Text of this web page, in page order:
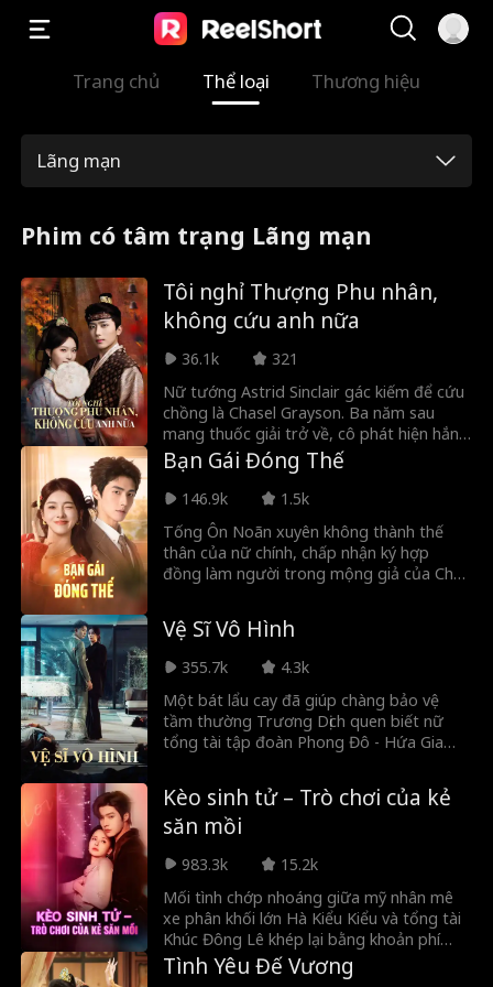
Trang chủ Thể loại Thương hiệu
Lãng mạn
Phim có tâm trạng Lãng mạn
Tôi nghỉ Thượng Phu nhân,
không cứu anh nữa
36.1k
321
Nữ tướng Astrid Sinclair gác kiếm để cứu
chồng là Chasel Grayson. Ba năm sau
mang thuốc giải trở về, cô phát hiện hắn
đã cưới Roxy Durant. Mất đi danh vị và
tôn nghiêm, Astrid dứt áo ra đi. Nhưng
khi tân hoàng đế Asher Bellamy thổ lộ
tình yêu thầm kín từ lâu, hành trình từ
người vợ bị ruồng bỏ bước lên ngôi vị
Hoàng hậu quyền uy của cô chính là đòn
trừng phạt chí mạng dành cho những kẻ
Bạn Gái Đóng Thế
146.9k
1.5k
Tống Ôn Noãn xuyên không thành thế
thân của nữ chính, chấp nhận ký hợp
đồng làm người trong mộng giả của Chu
sẽ ra đi. Khi hợp đồng sắp hết hạn, người
thật trở về, cô còn nhiệt tình chào đón,
nhưng Chu Thời Việt lại đổi ý. Một đêm,
người đàn ông bị thương tên Lục Lẫm
xuất hiện, kéo cô vào bí mật gia tộc và
mối duyên định mệnh không thể tách rời.
Vệ Sĩ Vô Hình
355.7k
4.3k
Một bát lẩu cay đã giúp chàng bảo vệ
tầm thường Trương Dịch quen biết nữ
tổng tài tập đoàn Phong Đô - Hứa Gia
muốn, sức mạnh tu luyện do ông nội Lâm
Sương truyền lại trong cơ thể anh bất
ngờ thức tỉnh, từ đó từng bước vùng dậy.
là gì? Với Trương Dịch tôi, chỉ nhìn thực
lực, không nhìn xuất thân. Không phục?
Dùng nắm đấm mà nói chuyện!
Kèo sinh tử – Trò chơi của kẻ
săn mồi
983.3k
15.2k
Mối tình chớp nhoáng giữa mỹ nhân mê
xe phân khối lớn Hà Kiểu Kiểu và tổng tài
Khúc Đông Lê khép lại bằng khoản phí
chia tay lên tới hàng chục tỷ đồng. Nào
ngờ, anh ta lại chính là chồng sắp cưới
Tình Yêu Đế Vương